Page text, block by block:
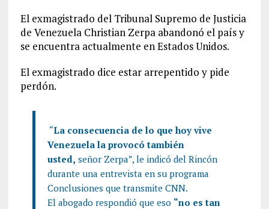
El exmagistrado del Tribunal Supremo de Justicia
de Venezuela Christian Zerpa abandonó el país y
se encuentra actualmente en Estados Unidos.
El exmagistrado dice estar arrepentido y pide
perdón.
“La consecuencia de lo que hoy vive
Venezuela la provocó también
usted, señor Zerpa”, le indicó del Rincón
durante una entrevista en su programa
Conclusiones que transmite CNN.
El abogado respondió que eso “no es tan